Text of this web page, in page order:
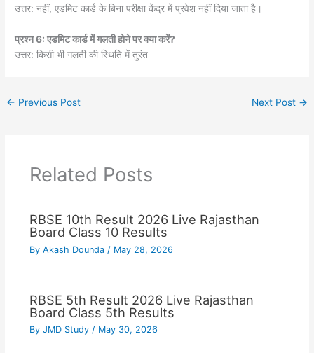
उत्तर: नहीं, एडमिट कार्ड के बिना परीक्षा केंद्र में प्रवेश नहीं दिया जाता है।
प्रश्न 6: एडमिट कार्ड में गलती होने पर क्या करें?
उत्तर: किसी भी गलती की स्थिति में तुरंत
← Previous Post Next Post →
Related Posts
RBSE 10th Result 2026 Live Rajasthan
Board Class 10 Results
By Akash Dounda / May 28, 2026
RBSE 5th Result 2026 Live Rajasthan
Board Class 5th Results
By JMD Study / May 30, 2026